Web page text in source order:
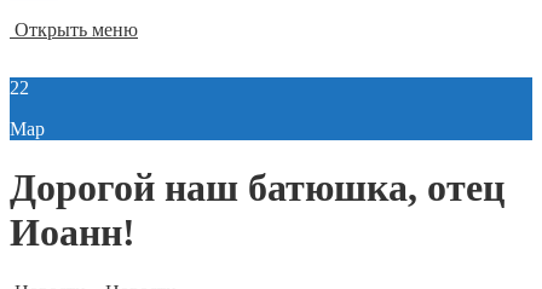
Открыть меню
22
Мар
Дорогой наш батюшка, отец
Иоанн!